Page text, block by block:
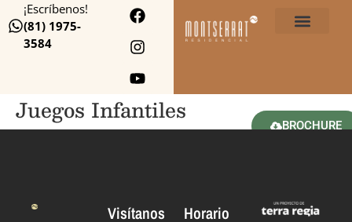
¡Escríbenos!
(81) 1975-
3584
BROCHURE
Juegos Infantiles
Visítanos
Horario